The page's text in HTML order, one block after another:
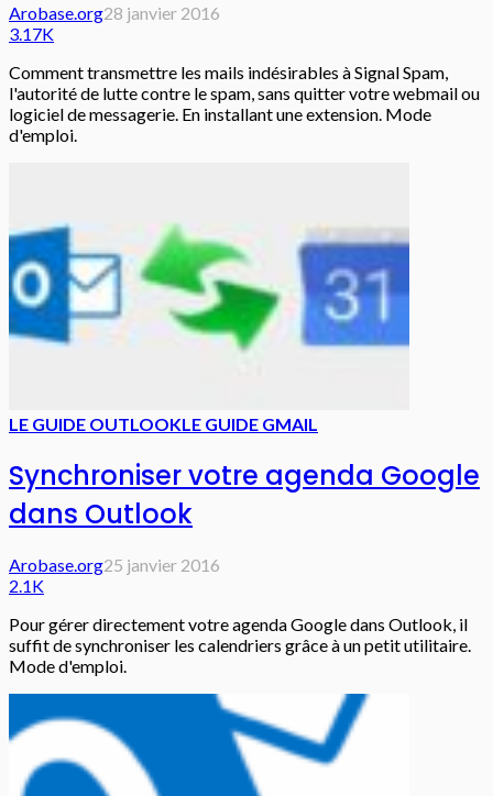
Arobase.org28 janvier 2016
3.17K
Comment transmettre les mails indésirables à Signal Spam,
l'autorité de lutte contre le spam, sans quitter votre webmail ou
logiciel de messagerie. En installant une extension. Mode
d'emploi.
LE GUIDE OUTLOOKLE GUIDE GMAIL
Synchroniser votre agenda Google
dans Outlook
Arobase.org25 janvier 2016
2.1K
Pour gérer directement votre agenda Google dans Outlook, il
suffit de synchroniser les calendriers grâce à un petit utilitaire.
Mode d'emploi.